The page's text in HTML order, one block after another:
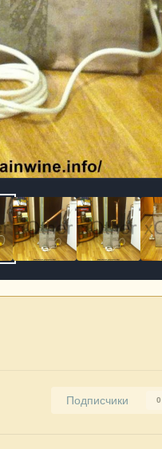
Подписчики 0